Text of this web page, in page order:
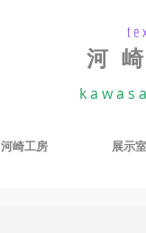
河
k a w a s
河崎工房 展示室